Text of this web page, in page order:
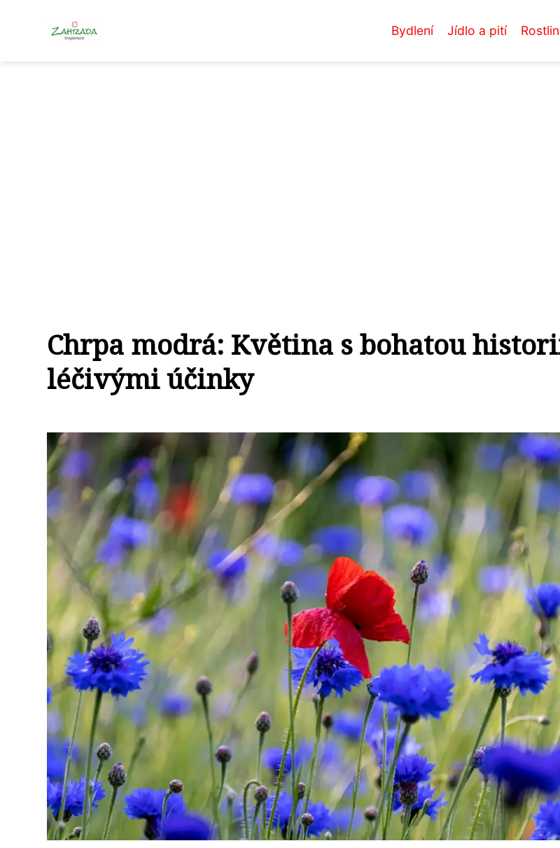
Bydlení Jídlo a pití
Chrpa modrá: Květina s bohatou
léčivými účinky